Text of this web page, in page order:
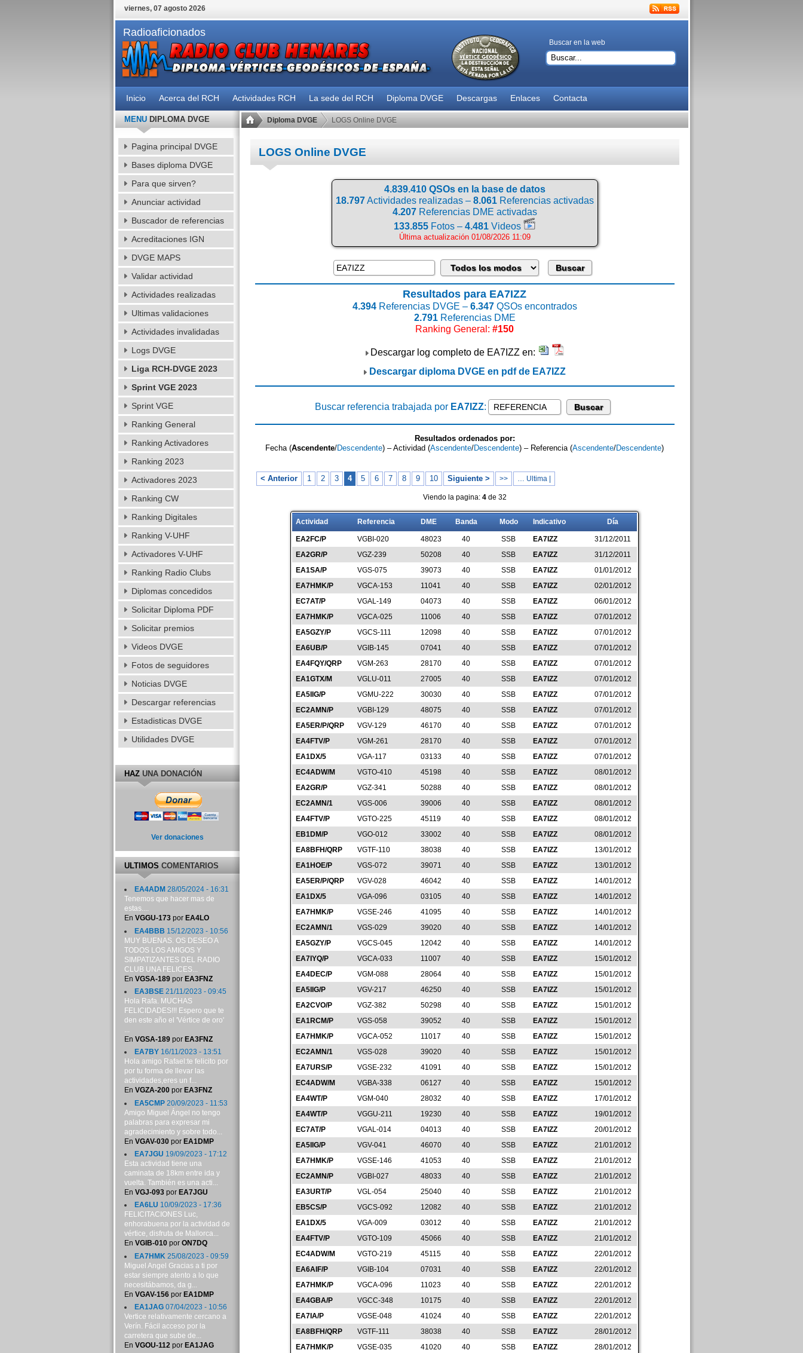
viernes, 07 agosto 2026
Radioaficionados
Buscar en la web
Inicio Acerca del RCH Actividades RCH La sede del RCH Diploma DVGE Descargas Enlaces Contacta
Diploma DVGE LOGS Online DVGE
LOGS Online DVGE
4.839.410 QSOs en la base de datos
18.797Actividades realizadas – 8.061Referencias activadas
4.207Referencias DME activadas
133.855 Fotos – 4.481 Videos
Última actualización 01/08/2026 11:09
Resultados para EA7IZZ
4.394Referencias DVGE – 6.347QSOs encontrados
2.791Referencias DME
Ranking General: #150
Descargar log completo de EA7IZZ en:
Descargar diploma DVGE en pdf de EA7IZZ
Buscar referencia trabajada por EA7IZZ:
Resultados ordenados por:
Fecha (Ascendente/Descendente) – Actividad (Ascendente/Descendente) – Referencia (Ascendente/Descendente)
< Anterior 1 2 3 4 5 6 7 8 9 10 Siguiente > >> … Ultima |
Viendo la pagina: 4de 32
Actividad Referencia DME Banda Modo Indicativo Día
EA2FC/P VGBI-020 48023 40 SSB EA7IZZ
31/12/2011
EA2GR/P
VGZ-239 50208 40 SSB EA7IZZ
31/12/2011
EA1SA/P
VGS-075 39073 40 SSB EA7IZZ
01/01/2012
EA7HMK/P
VGCA-153 11041 40 SSB EA7IZZ
02/01/2012
EC7AT/P
VGAL-149 04073 40 SSB EA7IZZ
06/01/2012
EA7HMK/P
VGCA-025 11006 40 SSB EA7IZZ
07/01/2012
EA5GZY/P
VGCS-111 12098 40 SSB EA7IZZ
07/01/2012
EA6UB/P
VGIB-145 07041 40 SSB EA7IZZ
07/01/2012
EA4FQY/QRP
VGM-263 28170 40 SSB EA7IZZ
07/01/2012
EA1GTX/M
VGLU-011 27005 40 SSB EA7IZZ
07/01/2012
EA5IIG/P
VGMU-222 30030 40 SSB EA7IZZ
07/01/2012
EC2AMN/P
VGBI-129 48075 40 SSB EA7IZZ
07/01/2012
EA5ER/P/QRP
VGV-129 46170 40 SSB EA7IZZ
07/01/2012
EA4FTV/P
VGM-261 28170 40 SSB EA7IZZ
07/01/2012
EA1DX/5
VGA-117 03133 40 SSB EA7IZZ
07/01/2012
EC4ADW/M
VGTO-410 45198 40 SSB EA7IZZ
08/01/2012
EA2GR/P
VGZ-341 50288 40 SSB EA7IZZ
08/01/2012
EC2AMN/1
VGS-006 39006 40 SSB EA7IZZ
08/01/2012
EA4FTV/P
VGTO-225 45119 40 SSB EA7IZZ
08/01/2012
EB1DM/P
VGO-012 33002 40 SSB EA7IZZ
08/01/2012
EA8BFH/QRP
VGTF-110 38038 40 SSB EA7IZZ
13/01/2012
EA1HOE/P
VGS-072 39071 40 SSB EA7IZZ
13/01/2012
EA5ER/P/QRP
VGV-028 46042 40 SSB EA7IZZ
14/01/2012
EA1DX/5
VGA-096 03105 40 SSB EA7IZZ
14/01/2012
EA7HMK/P
VGSE-246 41095 40 SSB EA7IZZ
14/01/2012
EC2AMN/1
VGS-029 39020 40 SSB EA7IZZ
14/01/2012
EA5GZY/P
VGCS-045 12042 40 SSB EA7IZZ
14/01/2012
EA7IYQ/P
VGCA-033 11007 40 SSB EA7IZZ
15/01/2012
EA4DEC/P
VGM-088 28064 40 SSB EA7IZZ
15/01/2012
EA5IIG/P
VGV-217 46250 40 SSB EA7IZZ
15/01/2012
EA2CVO/P
VGZ-382 50298 40 SSB EA7IZZ
15/01/2012
EA1RCM/P
VGS-058 39052 40 SSB EA7IZZ
15/01/2012
EA7HMK/P
VGCA-052 11017 40 SSB EA7IZZ
15/01/2012
EC2AMN/1
VGS-028 39020 40 SSB EA7IZZ
15/01/2012
EA7URS/P
VGSE-232 41091 40 SSB EA7IZZ
15/01/2012
EC4ADW/M
VGBA-338 06127 40 SSB EA7IZZ
15/01/2012
EA4WT/P
VGM-040 28032 40 SSB EA7IZZ
17/01/2012
EA4WT/P
VGGU-211 19230 40 SSB EA7IZZ
19/01/2012
EC7AT/P
VGAL-014 04013 40 SSB EA7IZZ
20/01/2012
EA5IIG/P
VGV-041 46070 40 SSB EA7IZZ
21/01/2012
EA7HMK/P
VGSE-146 41053 40 SSB EA7IZZ
21/01/2012
EC2AMN/P
VGBI-027 48033 40 SSB EA7IZZ
21/01/2012
EA3URT/P
VGL-054 25040 40 SSB EA7IZZ
21/01/2012
EB5CS/P
VGCS-092 12082 40 SSB EA7IZZ
21/01/2012
EA1DX/5
VGA-009 03012 40 SSB EA7IZZ
21/01/2012
EA4FTV/P
VGTO-109 45066 40 SSB EA7IZZ
21/01/2012
EC4ADW/M
VGTO-219 45115 40 SSB EA7IZZ
22/01/2012
EA6AIF/P
VGIB-104 07031 40 SSB EA7IZZ
22/01/2012
EA7HMK/P
VGCA-096 11023 40 SSB EA7IZZ
22/01/2012
EA4GBA/P
VGCC-348 10175 40 SSB EA7IZZ
22/01/2012
EA7IA/P
VGSE-048 41024 40 SSB EA7IZZ
22/01/2012
EA8BFH/QRP
VGTF-111 38038 40 SSB EA7IZZ
28/01/2012
EA7HMK/P
VGSE-035 41020 40 SSB EA7IZZ
28/01/2012
MENUDIPLOMA DVGE
Pagina principal DVGE
Bases diploma DVGE
Para que sirven?
Anunciar actividad
Buscador de referencias
Acreditaciones IGN
DVGE MAPS
Validar actividad
Actividades realizadas
Ultimas validaciones
Actividades invalidadas
Logs DVGE
Liga RCH-DVGE 2023
Sprint VGE 2023
Sprint VGE
Ranking General
Ranking Activadores
Ranking 2023
Activadores 2023
Ranking CW
Ranking Digitales
Ranking V-UHF
Activadores V-UHF
Ranking Radio Clubs
Diplomas concedidos
Solicitar Diploma PDF
Solicitar premios
Videos DVGE
Fotos de seguidores
Noticias DVGE
Descargar referencias
Estadisticas DVGE
Utilidades DVGE
HAZUNA DONACIÓN
Ver donaciones
ULTIMOSCOMENTARIOS
EA4ADM 28/05/2024 - 16:31
Tenemos que hacer mas de
estas....
En VGGU-173por EA4LO
EA4BBB 15/12/2023 - 10:56
MUY BUENAS. OS DESEO A
TODOS LOS AMIGOS Y
SIMPATIZANTES DEL RADIO
CLUB UNA FELICES...
En VGSA-189por EA3FNZ
EA3BSE21/11/2023 - 09:45
Hola Rafa. MUCHAS
FELICIDADES!!! Espero que te
den este año el 'Vértice de oro'
...
En VGSA-189por EA3FNZ
EA7BY16/11/2023 - 13:51
Hola amigo Rafael:te felicito por
por tu forma de llevar las
actividades,eres un f...
En VGZA-200por EA3FNZ
EA5CMP20/09/2023 - 11:53
Amigo Miguel Ángel no tengo
palabras para expresar mi
agradecimiento y sobre todo...
En VGAV-030por EA1DMP
EA7JGU 19/09/2023 - 17:12
Esta actividad tiene una
caminata de 18km entre ida y
vuelta. También es una acti...
En VGJ-093por EA7JGU
EA6LU 10/09/2023 - 17:36
FELICITACIONES Luc,
enhorabuena por la actividad de
vértice, disfruta de Mallorca...
En VGIB-010por ON7DQ
EA7HMK 25/08/2023 - 09:59
Miguel Angel Gracias a ti por
estar siempre atento a lo que
necesitábamos, da g...
En VGAV-156por EA1DMP
EA1JAG07/04/2023 - 10:56
Vertice relativamente cercano a
Verín. Fácil acceso por la
carretera que sube de...
En VGOU-112por EA1JAG